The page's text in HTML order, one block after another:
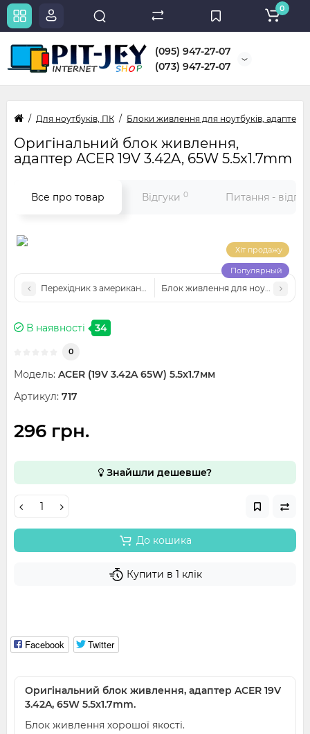
(095) 947-27-07
(073) 947-27-07
0
Для ноутбуків, ПК Блоки живлення для ноутбуків, адаптери
Оригінальний блок живлення,
адаптер ACER 19V 3.42A, 65W 5.5x1.7mm
Все про товар Відгуки 0 Питання -
Хіт продажу
Популярный
Перехідник з американьскої вилки на європейську
Блок живлення для ноутбука
В наявності 34
0
Модель: ACER (19V 3.42A 65W) 5.5x1.7мм
Артикул: 717
296 грн.
Знайшли дешевше?
До кошика
Купити в 1 клік
Facebook Twitter
Оригінальний блок живлення, адаптер ACER 19V
3.42A, 65W 5.5x1.7mm.
Блок живлення хорошої якості.